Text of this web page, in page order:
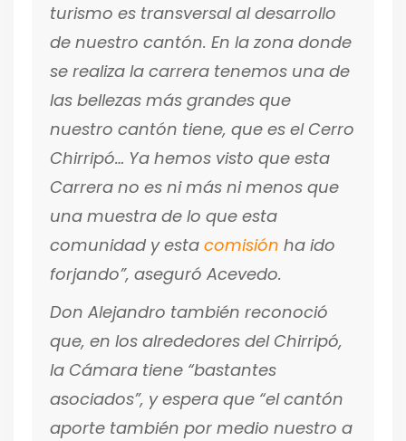
turismo es transversal al desarrollo
de nuestro cantón. En la zona donde
se realiza la carrera tenemos una de
las bellezas más grandes que
nuestro cantón tiene, que es el Cerro
Chirripó… Ya hemos visto que esta
Carrera no es ni más ni menos que
una muestra de lo que esta
comunidad y esta comisión ha ido
forjando”, aseguró Acevedo.
Don Alejandro también reconoció
que, en los alrededores del Chirripó,
la Cámara tiene “bastantes
asociados”, y espera que “el cantón
aporte también por medio nuestro a